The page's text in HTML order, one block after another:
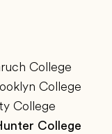
College
College
College
College